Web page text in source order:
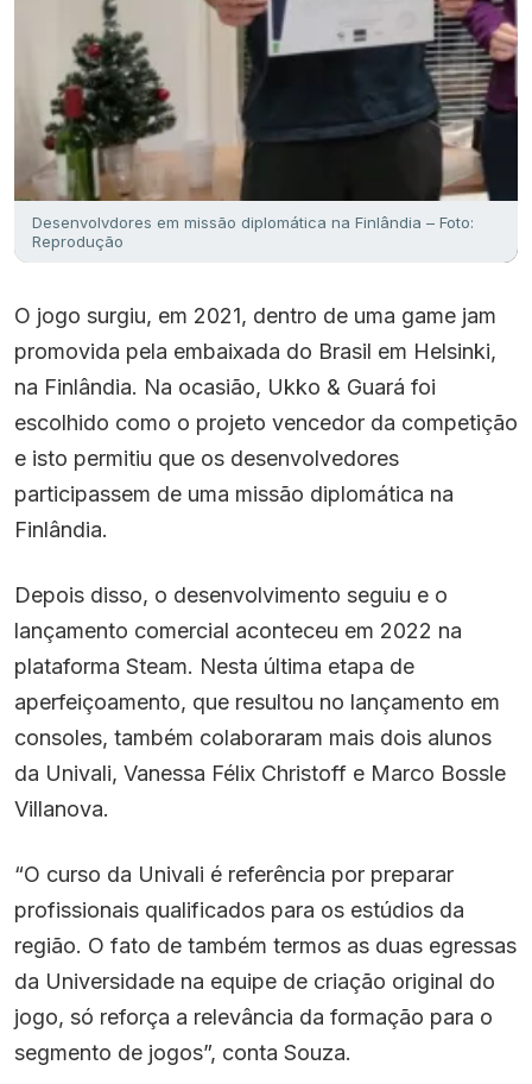
Desenvolvdores em missão diplomática na Finlândia – Foto:
Reprodução
O jogo surgiu, em 2021, dentro de uma game jam
promovida pela embaixada do Brasil em Helsinki,
na Finlândia. Na ocasião, Ukko & Guará foi
escolhido como o projeto vencedor da competição
e isto permitiu que os desenvolvedores
participassem de uma missão diplomática na
Finlândia.
Depois disso, o desenvolvimento seguiu e o
lançamento comercial aconteceu em 2022 na
plataforma Steam. Nesta última etapa de
aperfeiçoamento, que resultou no lançamento em
consoles, também colaboraram mais dois alunos
da Univali, Vanessa Félix Christoff e Marco Bossle
Villanova.
“O curso da Univali é referência por preparar
profissionais qualificados para os estúdios da
região. O fato de também termos as duas egressas
da Universidade na equipe de criação original do
jogo, só reforça a relevância da formação para o
segmento de jogos”, conta Souza.